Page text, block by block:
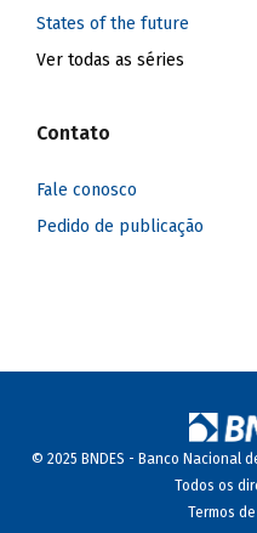
States of the future
Ver todas as séries
Contato
Fale conosco
Pedido de publicação
© 2025 BNDES - Banco Nacional
Todos os
Termos